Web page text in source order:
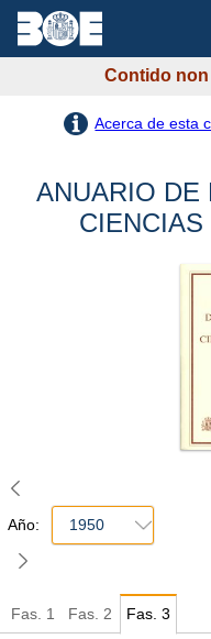
Contido
Acerca de esta
ANUARIO DE
Año: 1950
Fas. 1 Fas. 2 Fas. 3